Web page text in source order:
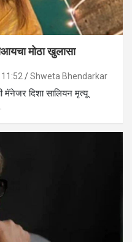
मोठा खुलासा
Shweta Bhendarkar
मॅनेजर दिशा सालियन मृत्यू